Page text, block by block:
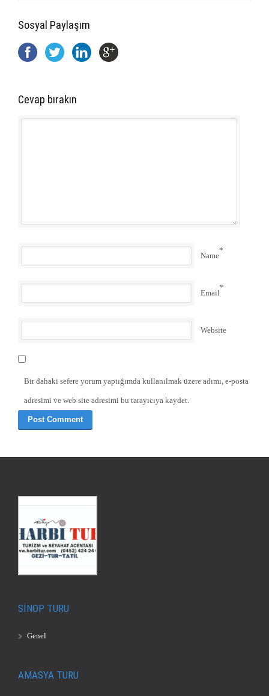
Sosyal Paylaşım
Cevap bırakın
Name
*
Email
*
Website
Bir dahaki sefere yorum yaptığımda kullanılmak üzere adımı, e-posta
adresimi ve web site adresimi bu tarayıcıya kaydet.
SİNOP TURU
Genel
AMASYA TURU